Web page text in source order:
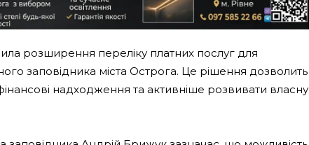
розширення переліку платних послуг для
заповідника міста Острога. Це рішення дозволить
надходження та активніше розвивати власну